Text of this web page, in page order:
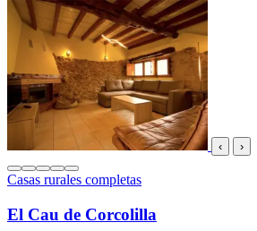
‹ ›
Casas rurales completas
El Cau de Corcolilla